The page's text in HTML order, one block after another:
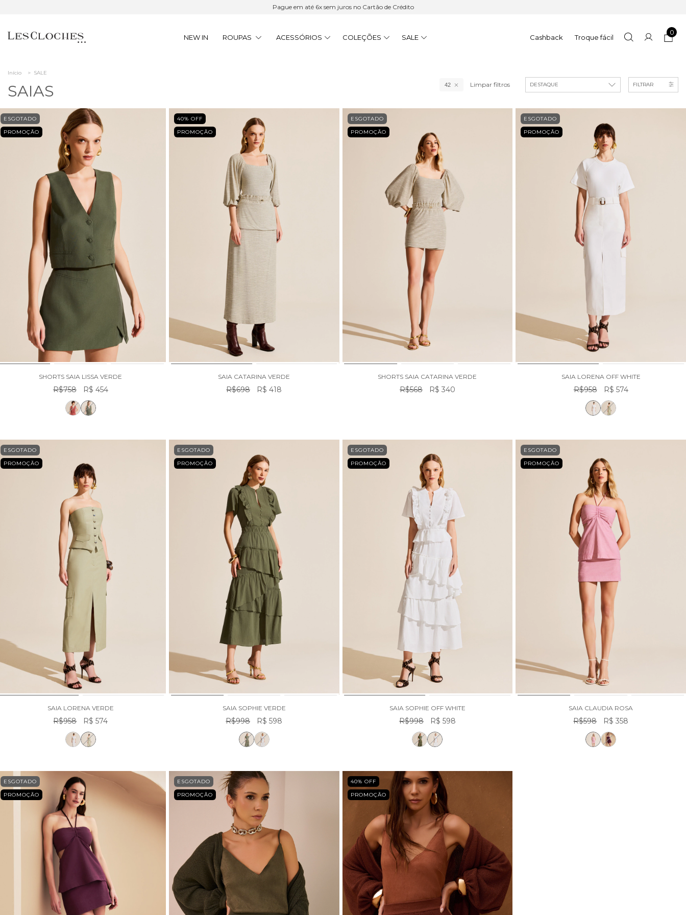
Pague em até 6x sem juros no Cartão de Crédito
NEW IN ROUPAS ACESSÓRIOS COLEÇÕES SALE Cashback Troque fácil
0
Início > SALE
SAIAS 42 Limpar filtros FILTRAR
ESGOTADO
PROMOÇÃO
SHORTS SAIA LISSA VERDE
R$758 R$ 454
40% OFF
PROMOÇÃO
SAIA CATARINA VERDE
R$698 R$ 418
ESGOTADO
PROMOÇÃO
SHORTS SAIA CATARINA VERDE
R$568 R$ 340
ESGOTADO
PROMOÇÃO
SAIA LORENA OFF WHITE
R$958 R$ 574
ESGOTADO
PROMOÇÃO
SAIA LORENA VERDE
R$958 R$ 574
ESGOTADO
PROMOÇÃO
SAIA SOPHIE VERDE
R$998 R$ 598
ESGOTADO
PROMOÇÃO
SAIA SOPHIE OFF WHITE
R$998 R$ 598
ESGOTADO
PROMOÇÃO
SAIA CLAUDIA ROSA
R$598 R$ 358
ESGOTADO
PROMOÇÃO
ESGOTADO
PROMOÇÃO
40% OFF
PROMOÇÃO